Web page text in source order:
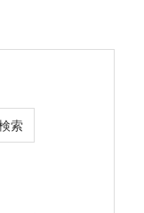
索